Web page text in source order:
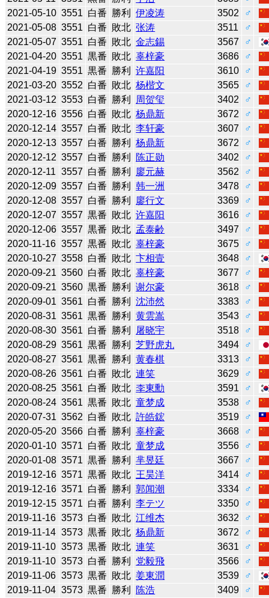
2021-05-10 3551 白番 勝利 伊凌涛 3502
♂
2021-05-08 3551 白番 敗北 张涛 3511
♂
2021-05-07 3551 白番 敗北 金志錫 3567
♂
2021-04-20 3551 黒番 敗北 辜梓豪 3686
♂
2021-04-19 3551 黒番 勝利 许嘉阳 3610
♂
2021-03-20 3552 白番 敗北 杨楷文 3565
♂
2021-03-12 3553 白番 勝利 周贺玺 3402
♂
2020-12-16 3556 白番 敗北 杨鼎新 3672
♂
2020-12-14 3557 白番 敗北 李轩豪 3607
♂
2020-12-13 3557 白番 勝利 杨鼎新 3672
♂
2020-12-12 3557 白番 勝利 陈正勋 3402
♂
2020-12-11 3557 白番 勝利 廖元赫 3562
♂
2020-12-09 3557 白番 勝利 韩一洲 3478
♂
2020-12-08 3557 白番 勝利 廖行文 3369
♂
2020-12-07 3557 黒番 敗北 许嘉阳 3616
♂
2020-12-06 3557 黒番 敗北 孟泰齢 3497
♂
2020-11-16 3557 黒番 敗北 辜梓豪 3675
♂
2020-10-27 3558 白番 敗北 卞相壹 3648
♂
2020-09-21 3560 白番 敗北 辜梓豪 3677
♂
2020-09-21 3560 黒番 勝利 谢尔豪 3618
♂
2020-09-01 3561 白番 勝利 沈沛然 3383
♂
2020-08-31 3561 黒番 勝利 黄雲嵩 3543
♂
2020-08-30 3561 白番 勝利 屠晓宇 3518
♂
2020-08-29 3561 黒番 勝利 芝野虎丸 3494
♂
2020-08-27 3561 黒番 勝利 黄春棋 3313
♂
2020-08-26 3561 白番 敗北 連笑 3629
♂
2020-08-25 3561 白番 敗北 李東勳 3591
♂
2020-08-24 3561 黒番 敗北 童梦成 3538
♂
2020-07-31 3562 白番 敗北 許皓鋐 3519
♂
2020-05-20 3566 白番 勝利 辜梓豪 3668
♂
2020-01-10 3571 白番 敗北 童梦成 3556
♂
2020-01-08 3571 黒番 勝利 芈昱廷 3667
♂
2019-12-16 3571 黒番 敗北 王昊洋 3414
♂
2019-12-16 3571 白番 勝利 郭闻潮 3334
♂
2019-12-15 3571 白番 勝利 李テツ 3350
♂
2019-11-16 3573 白番 敗北 江维杰 3632
♂
2019-11-14 3573 黒番 敗北 杨鼎新 3672
♂
2019-11-10 3573 黒番 敗北 連笑 3631
♂
2019-11-10 3573 白番 勝利 党毅飛 3566
♂
2019-11-06 3573 黒番 敗北 姜東潤 3539
♂
2019-11-04 3573 黒番 勝利 陈浩 3409
♂